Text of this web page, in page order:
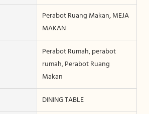
Perabot Ruang Makan, MEJA
MAKAN
Perabot Rumah, perabot
rumah, Perabot Ruang
Makan
DINING TABLE